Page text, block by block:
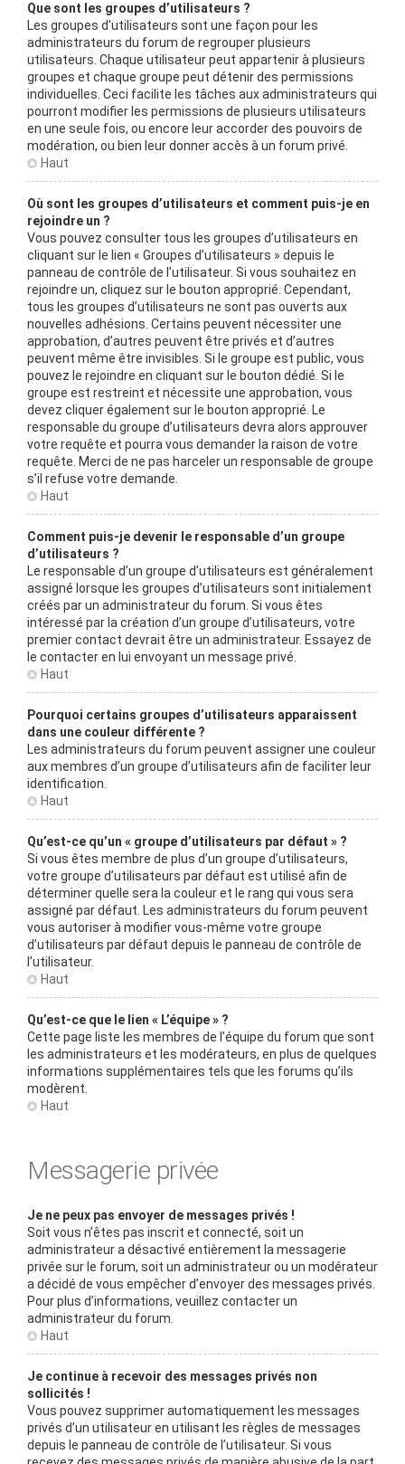
Que sont les groupes d’utilisateurs ?
Les groupes d’utilisateurs sont une façon pour les
administrateurs du forum de regrouper plusieurs
utilisateurs. Chaque utilisateur peut appartenir à plusieurs
groupes et chaque groupe peut détenir des permissions
individuelles. Ceci facilite les tâches aux administrateurs qui
pourront modifier les permissions de plusieurs utilisateurs
en une seule fois, ou encore leur accorder des pouvoirs de
modération, ou bien leur donner accès à un forum privé.
Haut
Où sont les groupes d’utilisateurs et comment puis-je en
rejoindre un ?
Vous pouvez consulter tous les groupes d’utilisateurs en
cliquant sur le lien « Groupes d’utilisateurs » depuis le
panneau de contrôle de l’utilisateur. Si vous souhaitez en
rejoindre un, cliquez sur le bouton approprié. Cependant,
tous les groupes d’utilisateurs ne sont pas ouverts aux
nouvelles adhésions. Certains peuvent nécessiter une
approbation, d’autres peuvent être privés et d’autres
peuvent même être invisibles. Si le groupe est public, vous
pouvez le rejoindre en cliquant sur le bouton dédié. Si le
groupe est restreint et nécessite une approbation, vous
devez cliquer également sur le bouton approprié. Le
responsable du groupe d’utilisateurs devra alors approuver
votre requête et pourra vous demander la raison de votre
requête. Merci de ne pas harceler un responsable de groupe
s’il refuse votre demande.
Haut
Comment puis-je devenir le responsable d’un groupe
d’utilisateurs ?
Le responsable d’un groupe d’utilisateurs est généralement
assigné lorsque les groupes d’utilisateurs sont initialement
créés par un administrateur du forum. Si vous êtes
intéressé par la création d’un groupe d’utilisateurs, votre
premier contact devrait être un administrateur. Essayez de
le contacter en lui envoyant un message privé.
Haut
Pourquoi certains groupes d’utilisateurs apparaissent
dans une couleur différente ?
Les administrateurs du forum peuvent assigner une couleur
aux membres d’un groupe d’utilisateurs afin de faciliter leur
identification.
Haut
Qu’est-ce qu’un « groupe d’utilisateurs par défaut » ?
Si vous êtes membre de plus d’un groupe d’utilisateurs,
votre groupe d’utilisateurs par défaut est utilisé afin de
déterminer quelle sera la couleur et le rang qui vous sera
assigné par défaut. Les administrateurs du forum peuvent
vous autoriser à modifier vous-même votre groupe
d’utilisateurs par défaut depuis le panneau de contrôle de
l’utilisateur.
Haut
Qu’est-ce que le lien « L’équipe » ?
Cette page liste les membres de l’équipe du forum que sont
les administrateurs et les modérateurs, en plus de quelques
informations supplémentaires tels que les forums qu’ils
modèrent.
Haut
Messagerie privée
Je ne peux pas envoyer de messages privés !
Soit vous n’êtes pas inscrit et connecté, soit un
administrateur a désactivé entièrement la messagerie
privée sur le forum, soit un administrateur ou un modérateur
a décidé de vous empêcher d’envoyer des messages privés.
Pour plus d’informations, veuillez contacter un
administrateur du forum.
Haut
Je continue à recevoir des messages privés non
sollicités !
Vous pouvez supprimer automatiquement les messages
privés d’un utilisateur en utilisant les règles de messages
depuis le panneau de contrôle de l’utilisateur. Si vous